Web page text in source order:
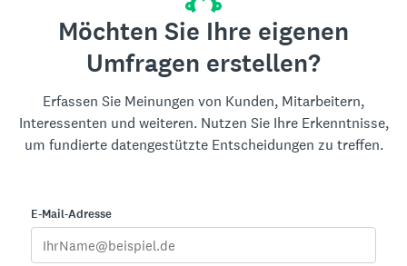
Möchten Sie Ihre eigenen
Umfragen erstellen?
Erfassen Sie Meinungen von Kunden, Mitarbeitern,
Interessenten und weiteren. Nutzen Sie Ihre Erkenntnisse,
um fundierte datengestützte Entscheidungen zu treffen.
E-Mail-Adresse